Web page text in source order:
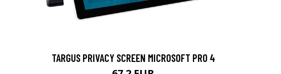
TARGUS PRIVACY SCREEN MICROSOFT PRO 4